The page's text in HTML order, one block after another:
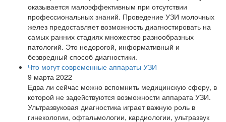
оказывается малоэффективным при отсутствии
профессиональных знаний. Проведение УЗИ молочных
желез предоставляет возможность диагностировать на
самых ранних стадиях множество разнообразных
патологий. Это недорогой, информативный и
безвредный способ диагностики.
Что могут современные аппараты УЗИ
9 марта 2022
Едва ли сейчас можно вспомнить медицинскую сферу, в
которой не задействуются возможности аппарата УЗИ.
Ультразвуковая диагностика играет важную роль в
гинекологии, офтальмологии, кардиологии, ультразвук